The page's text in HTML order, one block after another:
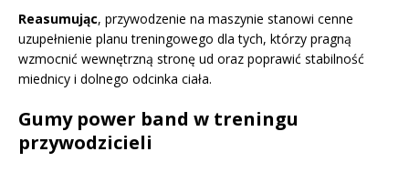
Reasumując, przywodzenie na maszynie stanowi cenne
uzupełnienie planu treningowego dla tych, którzy pragną
wzmocnić wewnętrzną stronę ud oraz poprawić stabilność
miednicy i dolnego odcinka ciała.
Gumy power band w treningu
przywodzicieli